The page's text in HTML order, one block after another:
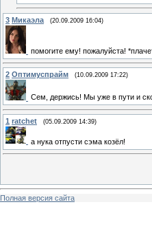
3 Микаэла (20.09.2009 16:04)
помогите ему! пожалуйста!
2 Оптимуспрайм (10.09.2009 17:22)
Сем, держись! Мы уже в пути и
1 ratchet (05.09.2009 14:39)
а нука отпусти сэма козёл!
Полная версия сайта